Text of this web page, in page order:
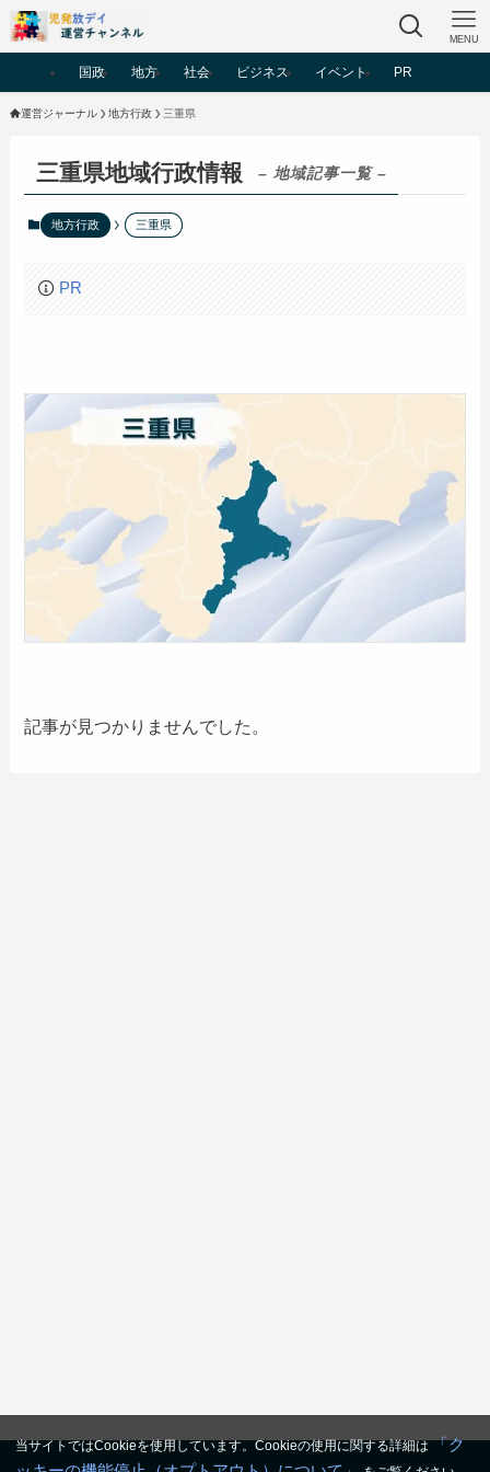
MENU
国政 地方 社会 ビジネス イベント PR
運営ジャーナル 地方行政 三重県
三重県地域行政情報 – 地域記事一覧 –
地方行政 三重県
PR
記事が見つかりませんでした。
当サイトではCookieを使用しています。Cookieの使用に関する詳細は「ク